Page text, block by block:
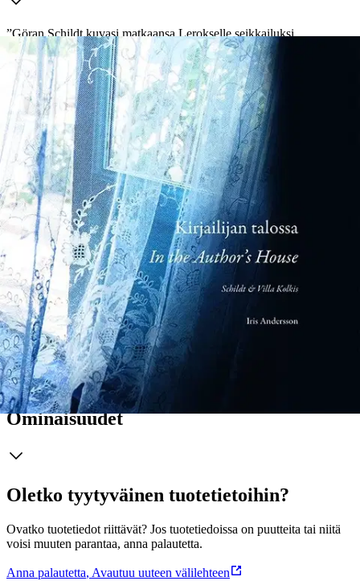
”Göran Schildt kuvasi matkaansa Lerokselle seikkailuksi
Odysseuksen vanavedessä. Omalla matkallani Schildtien
kreikkalainen kotitalo, Villa Kolkis, muodostui havaintojeni
alkupisteeksi, inspiraationmajaksi. Sain viettää talvikauden 2016 -
2017 saarella Christine Schildtin kanssa. Pitelemiesi kansien väliin
on koottu tuokioita, niin kaunokirjallisina kuvauksina kuin
mittatarkkoja piirustuksina, jotka pohjautuvat diplomityöhöni Leros
ja Villa Kolkis - Esseitä merkityksellisyydestä.Analyysistä on
kehittynyt tarina, joka yhdistää ihmisen ja ympäristön, mielen ja
tilan. Editointiprosessin aikana minusta varttui arkkitehti ja saari on
ottanut kolmannen persoonan muodon.” Uuteen mielentilaan
virittyminen on yksi matkailun lumoista. Rajan ylittäessä katse
syvenee - iho näkee ja suu tuntee. Leroksen saarella sijaitseva Villa
Kolkis on ollut niin kirjailija Göran Schildtin (1917 - 2009) kuin
arkkitehti Iris Anderssonin (s. 1990) turvasatama, jonka kautta he
ovat lähestyneet Egeanmeren ympäristöä ja Välimeren
kulttuuripiiriä. Visuaalinen ja dokumentoiva teos Kirjailijan talossa
herättelee kysymään, mikä on olennaisinta. Se osoittaa Villa
Kolkiksen kautta arkkitehtuurin merkityksen paikkaan juurtumiseen
ja turvallisuuden tunteen synnylle. Arkkitehtuuri luo
olemassaolomme kehykset mielen ollessa erottamaton osa paikkaan
- Saari on kirjailijassa ja kirjailija saaressa.
Näytä lisää tuotekuvausta
Ominaisuudet
Oletko tyytyväinen tuotetietoihin?
Ovatko tuotetiedot riittävät? Jos tuotetiedoissa on puutteita tai niitä
voisi muuten parantaa, anna palautetta.
Anna palautetta, Avautuu uuteen välilehteen